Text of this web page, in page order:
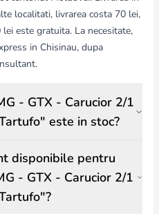
localitati, livrarea costa 70 lei,
este gratuita. La necesitate,
in Chisinau, dupa
- GTX - Carucior 2/1
este in stoc?
disponibile pentru
- GTX - Carucior 2/1